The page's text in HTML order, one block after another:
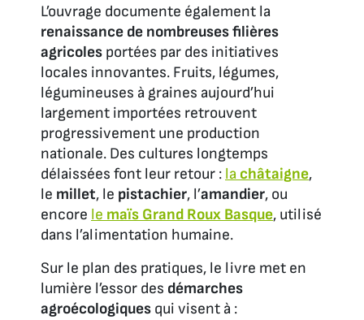
L’ouvrage documente également la
renaissance de nombreuses filières
agricoles portées par des initiatives
locales innovantes. Fruits, légumes,
légumineuses à graines aujourd’hui
largement importées retrouvent
progressivement une production
nationale. Des cultures longtemps
délaissées font leur retour : la châtaigne,
le millet, le pistachier, l’amandier, ou
encore le maïs Grand Roux Basque, utilisé
dans l’alimentation humaine.
Sur le plan des pratiques, le livre met en
lumière l’essor des démarches
agroécologiques qui visent à :